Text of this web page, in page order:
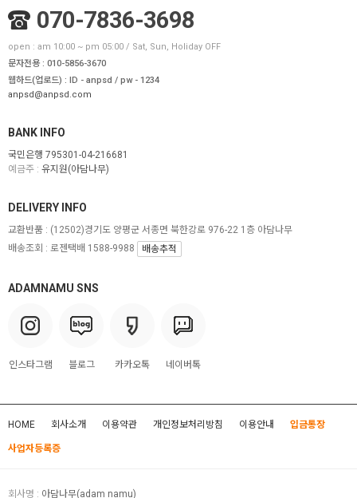
070-7836-3698
open : am 10:00 ~ pm 05:00 / Sat, Sun, Holiday OFF
문자전용 : 010-5856-3670
웹하드(업로드) : ID - anpsd / pw - 1234
anpsd@anpsd.com
BANK INFO
국민은행 795301-04-216681
예금주 : 유지원(아담나무)
ADAMNAMU SNS
인스타그램 블로그 카카오톡 네이버톡
DELIVERY INFO
교환반품 : (12502)경기도 양평군 서종면 북한강로 976-22 1층 아담나무
배송조회 : 로젠택배 1588-9988
배송추적
HOME 회사소개 이용약관 개인정보처리방침 이용안내 입금통장
사업자등록증
회사명 : 아담나무(adam namu)